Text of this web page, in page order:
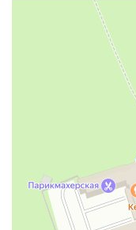
Магазин резинотехники
Резиновые и
Садовый инвентарь и